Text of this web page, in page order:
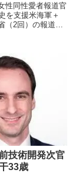
性同性愛者報道官
を支援米海軍＋
（2回）の報道官
の国家安全保障会
略広報調整官に
技術開発次官
33歳